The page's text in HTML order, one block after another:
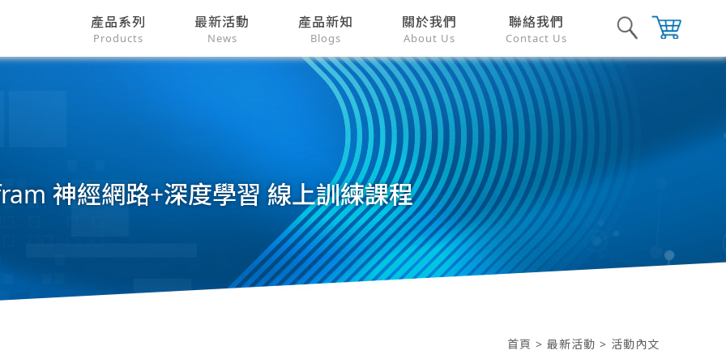
產品系列
Products
最新活動
News
產品新知
Blogs
關於我們
About Us
聯絡我們
Contact Us
神經網路+深度學習 線上訓練課程
首頁 > 最新活動 > 活動內文